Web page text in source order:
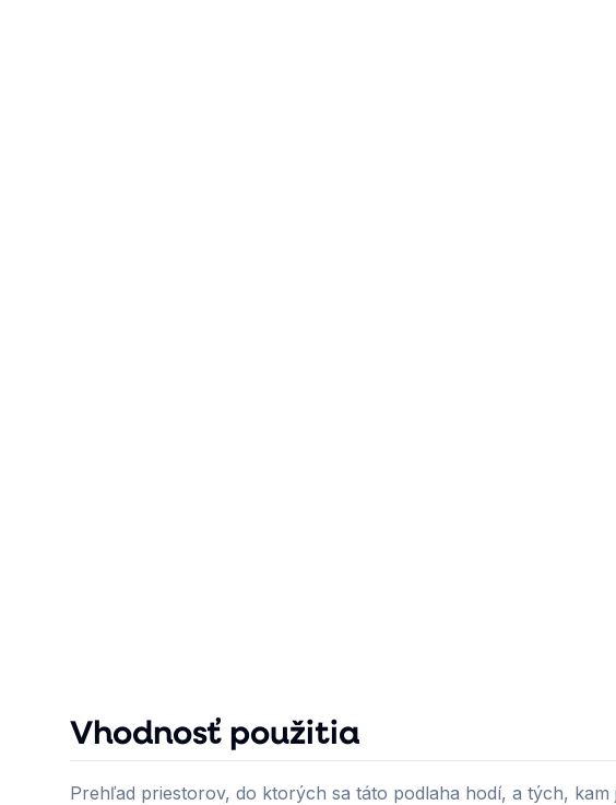
Vhodnosť použitia
Prehľad priestorov, do ktorých sa táto podlaha hodí, a tých, kam